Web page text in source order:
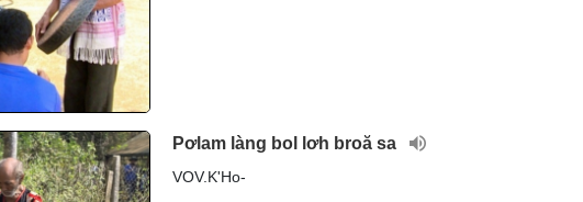
Pơlam làng bol lơh broă sa
VOV.K'Ho-